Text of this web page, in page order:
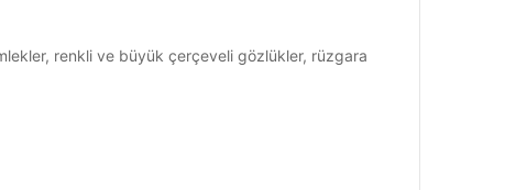
renkli ve büyük çerçeveli gözlükler, rüzgara